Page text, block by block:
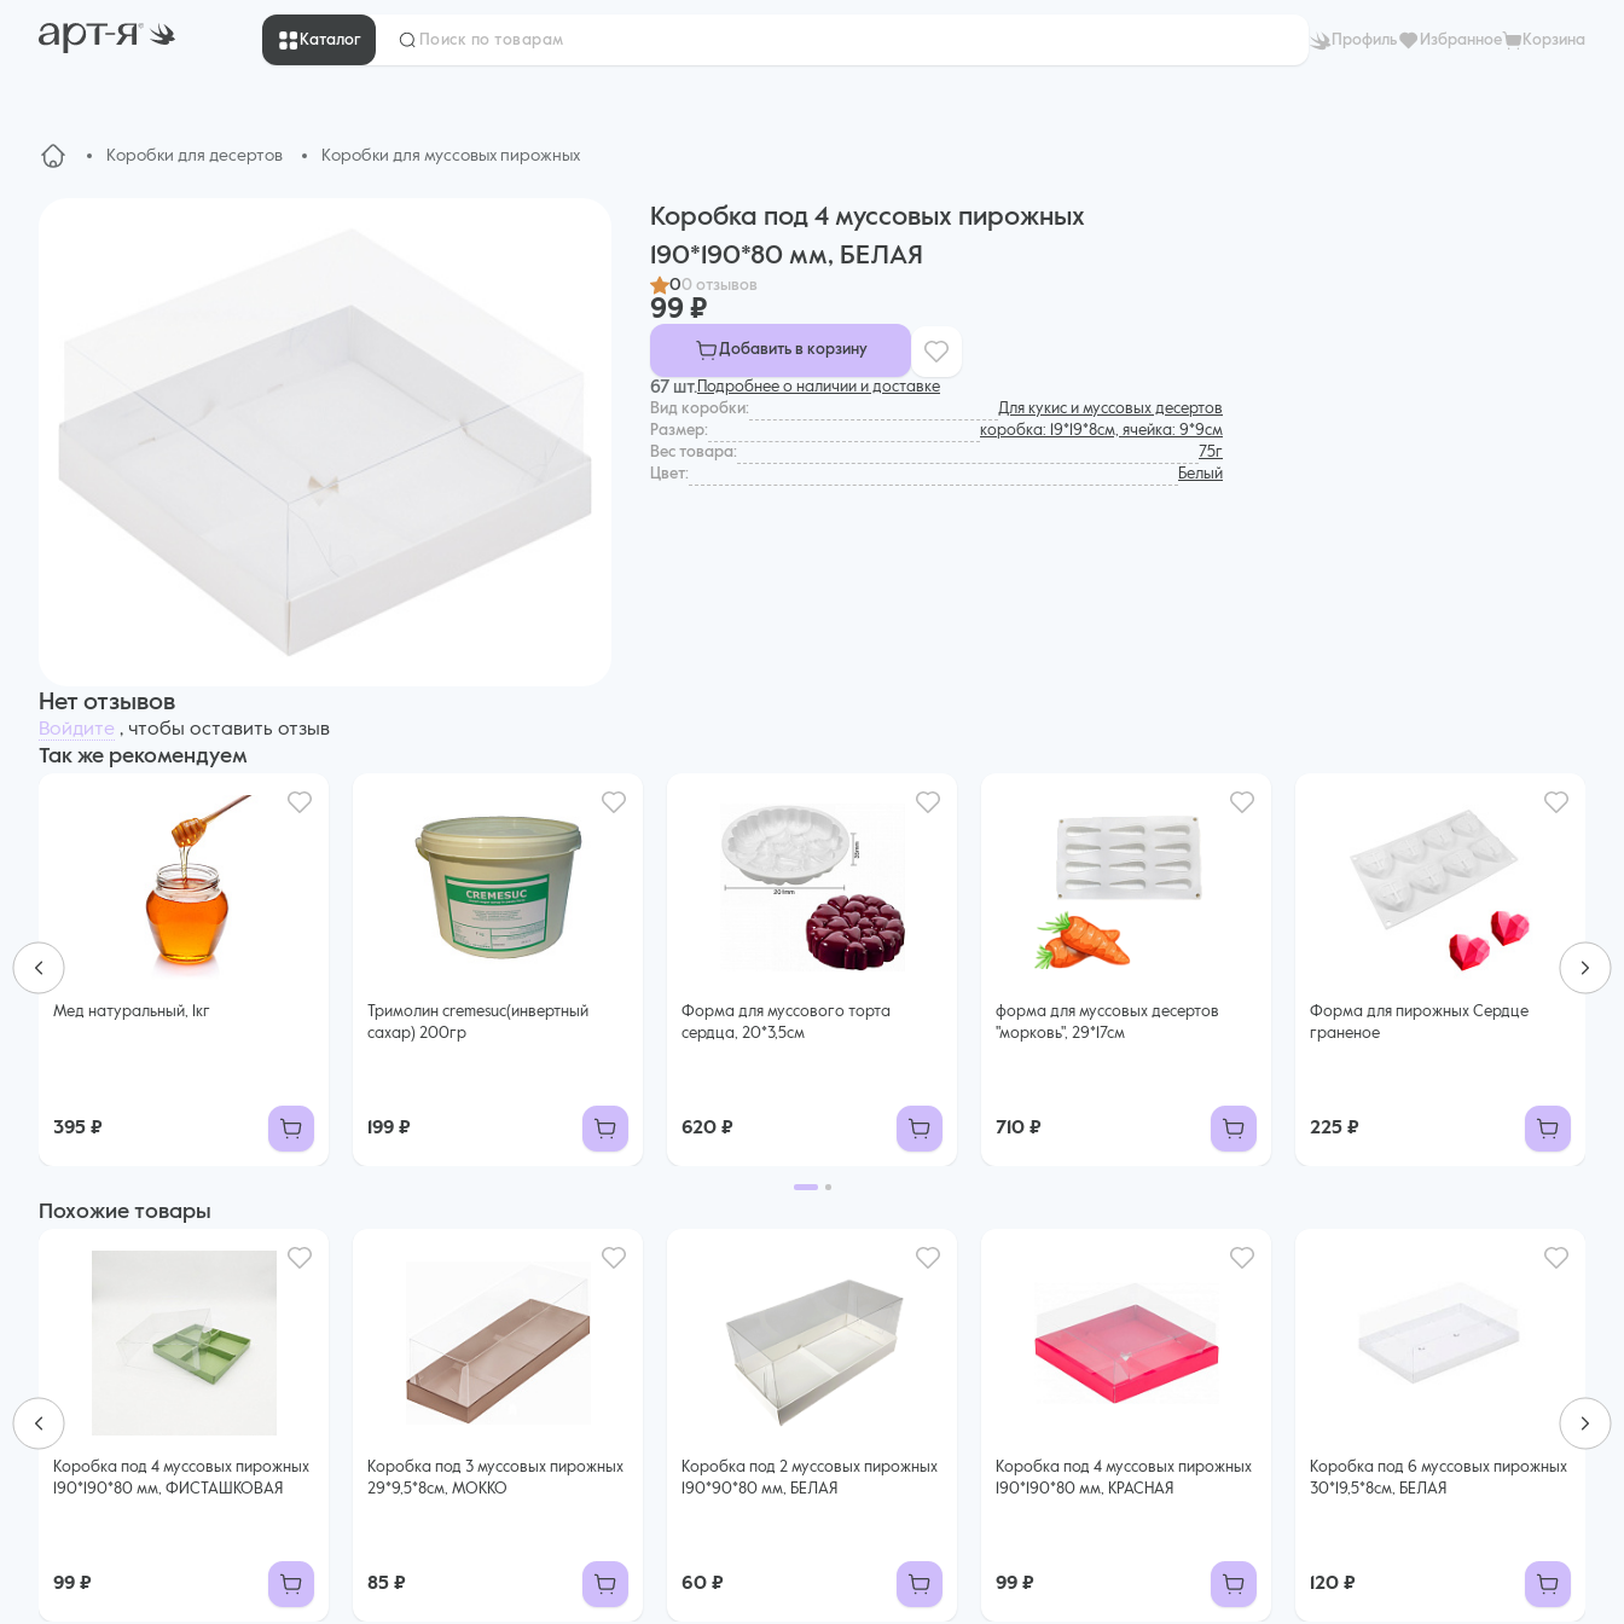
Каталог Профиль Избранное Корзина
Коробки для десертов Коробки для муссовых пирожных
Коробка под 4 муссовых пирожных
190*190*80 мм, БЕЛАЯ
00 отзывов
99 ₽
Добавить в корзину
67 шт. Подробнее о наличии и доставке
Вид коробки:
Для кукис и муссовых десертов
Размер:
коробка: 19*19*8см, ячейка: 9*9см
Вес товара:
75г
Цвет:
Белый
Нет отзывов
Войдите , чтобы оставить отзыв
Так же рекомендуем
Мед натуральный, 1кг
395 ₽
Тримолин cremesuc(инвертный
сахар) 200гр
199 ₽
Форма для муссового торта
сердца, 20*3,5см
620 ₽
форма для муссовых десертов
"морковь", 29*17см
710 ₽
Форма для пирожных Сердце
граненое
225 ₽
Похожие товары
Коробка под 4 муссовых пирожных
190*190*80 мм, ФИСТАШКОВАЯ
99 ₽
Коробка под 3 муссовых пирожных
29*9,5*8см, МОККО
85 ₽
Коробка под 2 муссовых пирожных
190*90*80 мм, БЕЛАЯ
60 ₽
Коробка под 4 муссовых пирожных
190*190*80 мм, КРАСНАЯ
99 ₽
Коробка под 6 муссовых пирожных
30*19,5*8см, БЕЛАЯ
120 ₽